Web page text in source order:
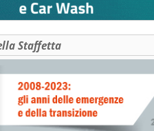
Staffetta